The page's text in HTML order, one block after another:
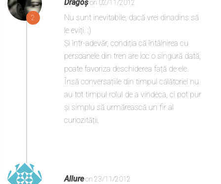
2
Dragoșon 02/11/2012
Nu sunt inevitabile, dacă vrei dinadins să
le eviți. ;)
Și într-adevăr, condiția că întâlnirea cu
persoanele din tren are loc o singură dată,
poate favoriza deschiderea față de ele.
Însă conversațiile din timpul călătoriei nu
au tot timpul rolul de a vindeca, ci pot pur
și simplu să urmărească un fir al
curiozității.
Allureon 23/11/2012